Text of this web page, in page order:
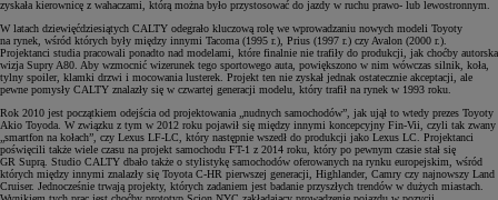
zyskała kierownicę z wahaczami, którą można było przystosować do jazdy w ruchu prawo- lub lewostronnym.
W latach dziewięćdziesiątych CALTY odegrało kluczową rolę we wprowadzaniu nowych modeli Toyoty
na rynek, wśród których były między innymi Tacoma (1995 r.), Prius (1997 r.) czy Avalon (2000 r.).
Projektanci studia pracowali ponadto nad modelami, które finalnie nie trafiły do produkcji, jak choćby autorska
wizja Supry A80. Aby wzmocnić wizerunek tego sportowego auta, powiększono w nim wówczas silnik, koła,
tylny spoiler, klamki drzwi i mocowania lusterek. Projekt ten nie zyskał jednak ostatecznie akceptacji, ale
pewne pomysły CALTY znalazły się w czwartej generacji modelu, który trafił na rynek w 1993 roku.
Rok 2010 jest początkiem odejścia od projektowania „nudnych samochodów”, jak ujął to wtedy prezes Toyoty
Akio Toyoda. W związku z tym w 2012 roku pojawił się między innymi koncepcyjny Fin-Vii, czyli tak zwany
„smartfon na kołach”, czy Lexus LF-LC, który następnie wszedł do produkcji jako Lexus LC. Projektanci
poświęcili także wiele czasu na projekt samochodu FT-1 z 2014 roku, który po pewnym czasie stał się
GR Suprą. Studio CALTY dbało także o stylistykę samochodów oferowanych na rynku europejskim, wśród
których między innymi znalazły się Toyota C-HR pierwszej generacji, Highlander, Camry czy najnowszy Land
Cruiser. Jednocześnie trwają projekty, których zadaniem jest badanie przyszłych trendów w dużych miastach.